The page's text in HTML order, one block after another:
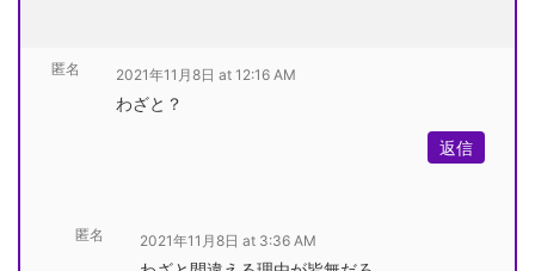
匿名 2021年11月8日 at 12:16 AM
わざと？
返信
匿名 2021年11月8日 at 3:36 AM